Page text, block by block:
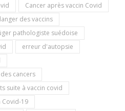
Cancer après vaccin Covid
des vaccins
pathologiste suédoise
erreur d'autopsie
cancers
suite à vaccin covid
Covid-19